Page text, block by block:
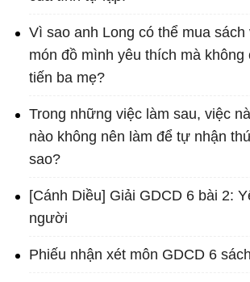
Vì sao anh Long có thể mua
món đồ mình yêu thích mà không
tiến ba mẹ?
Trong những việc làm sau, việc
nào không nên làm để tự nhận
sao?
[Cánh Diều] Giải GDCD 6 bài 2:
người
Phiếu nhận xét môn GDCD 6